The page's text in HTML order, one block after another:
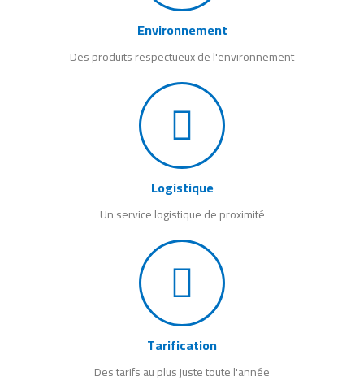
Environnement
Des produits respectueux de l'environnement
Logistique
Un service logistique de proximité
Tarification
Des tarifs au plus juste toute l'année